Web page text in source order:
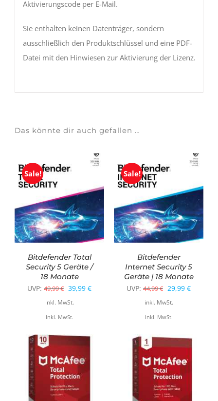
Aktivierungscode per E-Mail.
Sie enthalten keinen Datenträger, sondern
ausschließlich den Produktschlüssel und eine PDF-
Datei mit den Hinwiesen zur Aktivierung der Lizenz.
Das könnte dir auch gefallen …
Sale!
Bitdefender Total
Security 5 Geräte /
18 Monate
UVP: 49,99€ Ursprünglicher
Preis
war:
39,99 €Aktueller
inkl. MwSt.
inkl. MwSt.
Sale!
Bitdefender
Internet Security 5
Geräte | 18 Monate
UVP: 44,99€ Ursprünglicher
Preis
war:
29,99 €
inkl. MwSt.
inkl. MwSt.